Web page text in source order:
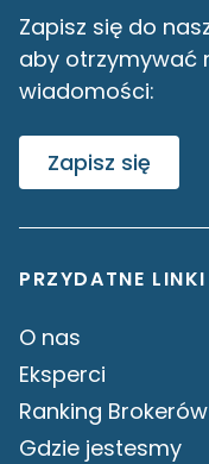
Zapisz się do
aby otrzymywać
wiadomości:
Zapisz się
PRZYDATNE LINKI
O nas
Eksperci
Ranking Brokerów
Gdzie jestesmy